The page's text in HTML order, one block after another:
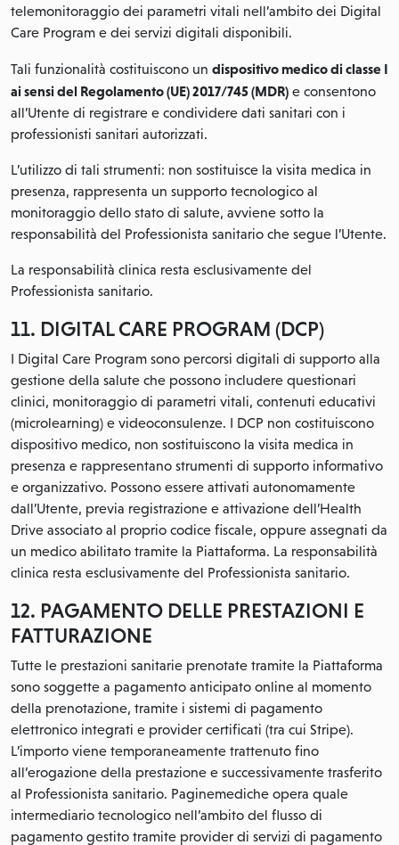
telemonitoraggio dei parametri vitali nell’ambito dei Digital
Care Program e dei servizi digitali disponibili.
Tali funzionalità costituiscono un dispositivo medico di classe I
ai sensi del Regolamento (UE) 2017/745 (MDR) e consentono
all’Utente di registrare e condividere dati sanitari con i
professionisti sanitari autorizzati.
L’utilizzo di tali strumenti: non sostituisce la visita medica in
presenza, rappresenta un supporto tecnologico al
monitoraggio dello stato di salute, avviene sotto la
responsabilità del Professionista sanitario che segue l’Utente.
La responsabilità clinica resta esclusivamente del
Professionista sanitario.
11. DIGITAL CARE PROGRAM (DCP)
I Digital Care Program sono percorsi digitali di supporto alla
gestione della salute che possono includere questionari
clinici, monitoraggio di parametri vitali, contenuti educativi
(microlearning) e videoconsulenze. I DCP non costituiscono
dispositivo medico, non sostituiscono la visita medica in
presenza e rappresentano strumenti di supporto informativo
e organizzativo. Possono essere attivati autonomamente
dall’Utente, previa registrazione e attivazione dell’Health
Drive associato al proprio codice fiscale, oppure assegnati da
un medico abilitato tramite la Piattaforma. La responsabilità
clinica resta esclusivamente del Professionista sanitario.
12. PAGAMENTO DELLE PRESTAZIONI E
FATTURAZIONE
Tutte le prestazioni sanitarie prenotate tramite la Piattaforma
sono soggette a pagamento anticipato online al momento
della prenotazione, tramite i sistemi di pagamento
elettronico integrati e provider certificati (tra cui Stripe).
L’importo viene temporaneamente trattenuto fino
all’erogazione della prestazione e successivamente trasferito
al Professionista sanitario. Paginemediche opera quale
intermediario tecnologico nell’ambito del flusso di
pagamento gestito tramite provider di servizi di pagamento